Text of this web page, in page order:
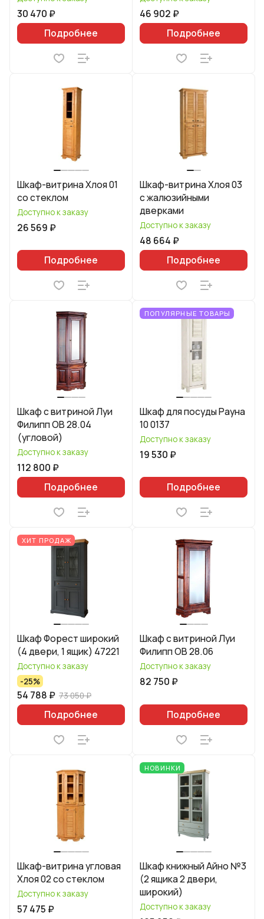
30 470 ₽
Подробнее
46 902 ₽
Подробнее
Шкаф-витрина Хлоя 01
со стеклом
Доступно к заказу
26 569 ₽
Подробнее
Шкаф-витрина Хлоя 03
с жалюзийными
дверками
Доступно к заказу
48 664 ₽
Подробнее
Шкаф с витриной Луи
Филипп ОВ 28.04
(угловой)
Доступно к заказу
112 800 ₽
Подробнее
ПОПУЛЯРНЫЕ ТОВАРЫ
Шкаф для посуды Рауна
10 0137
Доступно к заказу
19 530 ₽
Подробнее
ХИТ ПРОДАЖ
Шкаф Форест широкий
(4 двери, 1 ящик) 47221
Доступно к заказу
-25%
54 788 ₽ 73 050 ₽
Подробнее
Шкаф с витриной Луи
Филипп ОВ 28.06
Доступно к заказу
82 750 ₽
Подробнее
Шкаф-витрина угловая
Хлоя 02 со стеклом
Доступно к заказу
57 475 ₽
НОВИНКИ
Шкаф книжный Айно №3
(2 ящика 2 двери,
широкий)
Доступно к заказу